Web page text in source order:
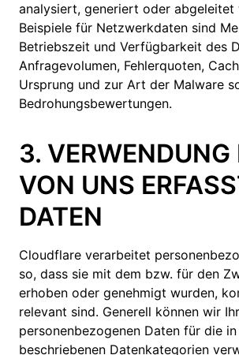
analysiert, generiert oder abgeleitet
Beispiele für Netzwerkdaten sind
Betriebszeit und Verfügbarkeit des
Anfragevolumen, Fehlerquoten,
Ursprung und zur Art der Malware
Bedrohungsbewertungen.
3. VERWENDUNG
VON UNS
DATEN
Cloudflare verarbeitet
so, dass sie mit dem bzw. für den
erhoben oder genehmigt wurden,
relevant sind. Generell können wir
personenbezogenen Daten für die
beschriebenen Datenkategorien